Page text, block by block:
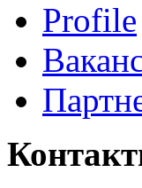
Profile